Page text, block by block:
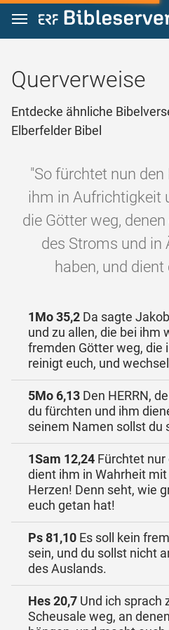
Zum Inhalt springen
Querverweise
Entdecke ähnliche
Elberfelder Bibel
"So fürchtet nun
ihm in Aufrichtigkeit
die Götter weg,
des Stroms und in
haben, und dient
1Mo 35,2 Da sagte
und zu allen, die bei ihm
fremden Götter weg, die
reinigt euch, und
5Mo 6,13 Den HERRN,
du fürchten und ihm
seinem Namen sollst du
1Sam 12,24 Fürchtet nur
dient ihm in Wahrheit
Herzen! Denn seht, wie
euch getan hat!
Ps 81,10 Es soll kein
sein, und du sollst nicht
des Auslands.
Hes 20,7 Und ich sprach
Scheusale weg, an